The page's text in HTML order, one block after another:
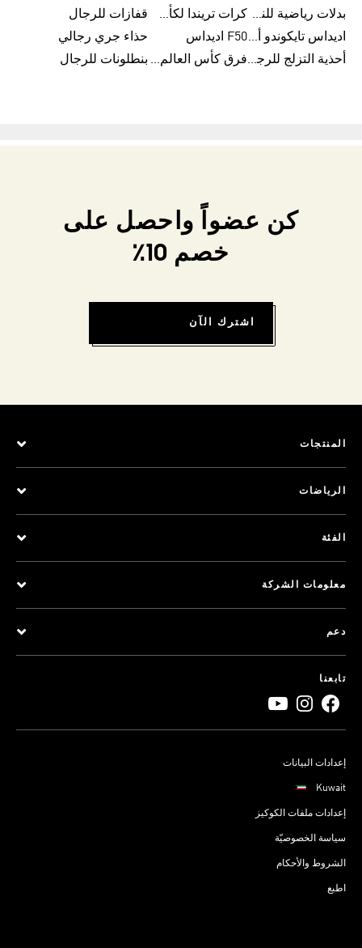
بدلات رياضية للنساء
كرات تريندا لكأس العالم FIFA 26™
قفازات للرجال
اديداس تايكوندو أورجنالزF50 اديداس
حذاء جري رجالي
أحذية التزلج للرجال
فرق كأس العالم FIFA 26™ بنطلونات للرجال
كن عضواً واحصل على
خصم 10٪
اشترك الآن
المنتجات
الرياضات
الفئة
معلومات الشركة
دعم
تابعنا
إعدادات البيانات
Kuwait
إعدادات ملفات الكوكيز
سياسة الخصوصيّة
الشروط والأحكام
اطبع